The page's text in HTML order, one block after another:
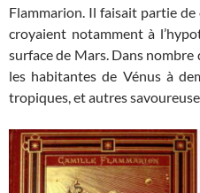
Flammarion. Il faisait partie
croyaient notamment à
surface de Mars. Dans nombre
les habitantes de Vénus à
tropiques, et autres